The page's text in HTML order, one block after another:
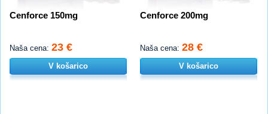
Cenforce 150mg
Naša cena: 23 €
V košarico
Cenforce 200mg
Naša cena: 28 €
V košarico